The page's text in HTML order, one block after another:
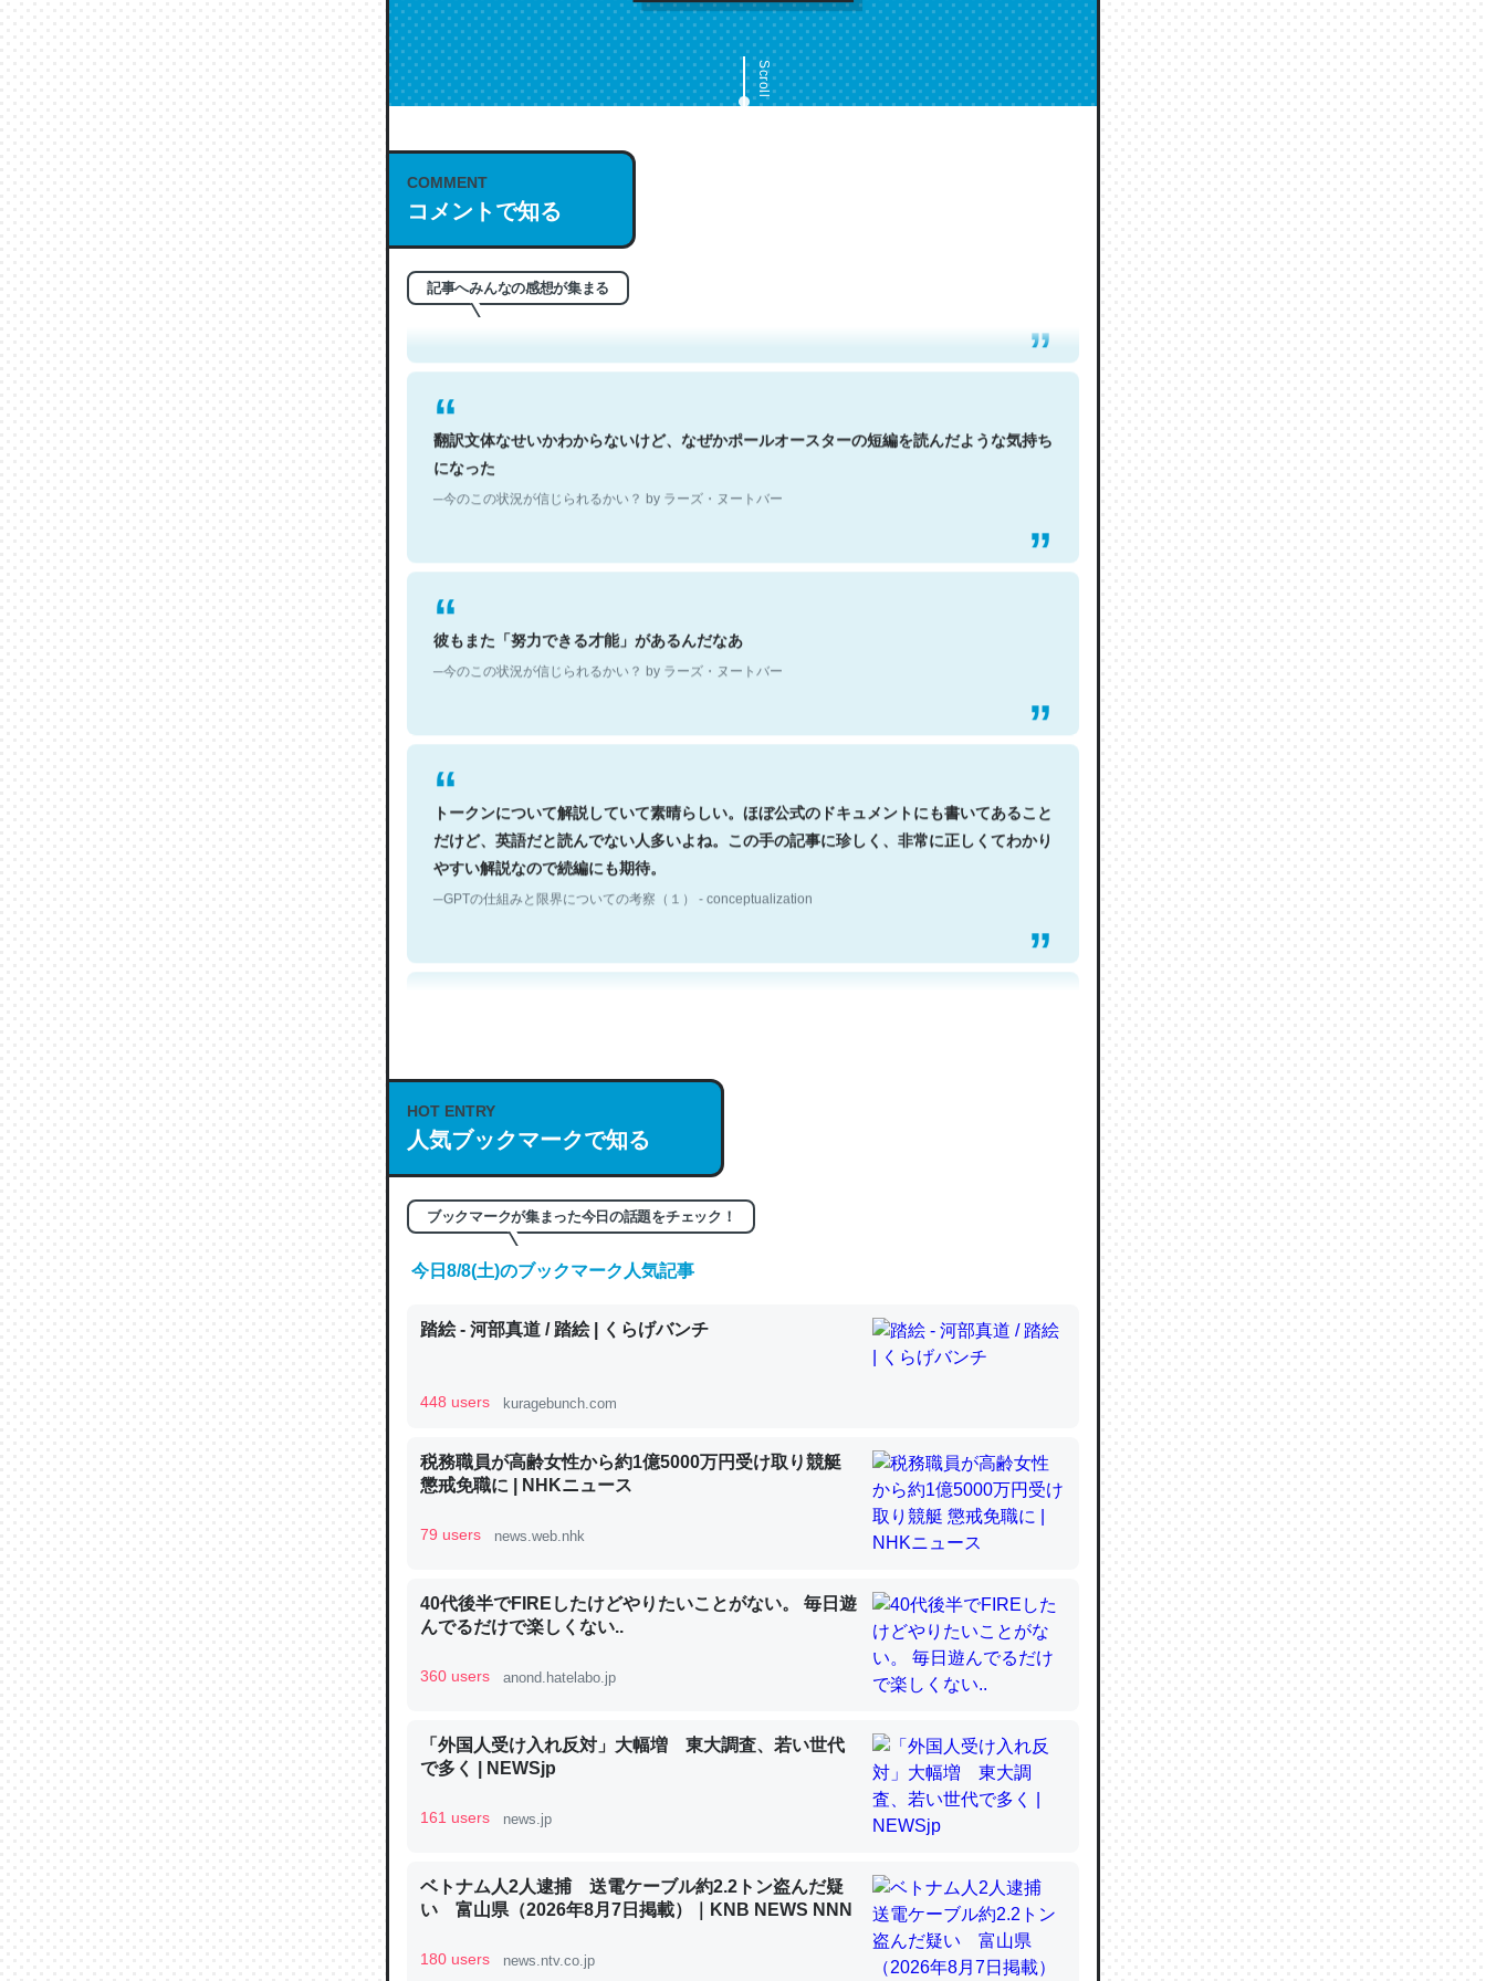
Scroll
COMMENT
コメントで知る
記事へみんなの感想が集まる
これは名文。彼はとてもクレバーなんだろうなと凄く思う。英語少しでも読める人は原文
もお勧め。自分はこの流れ好き。Let’s Fucking Go. Then Covid hit. Shit.
─今のこの状況が信じられるかい？ by ラーズ・ヌートバー
翻訳文体なせいかわからないけど、なぜかポールオースターの短編を読んだような気持ち
になった
─今のこの状況が信じられるかい？ by ラーズ・ヌートバー
彼もまた「努力できる才能」があるんだなあ
─今のこの状況が信じられるかい？ by ラーズ・ヌートバー
トークンについて解説していて素晴らしい。ほぼ公式のドキュメントにも書いてあること
だけど、英語だと読んでない人多いよね。この手の記事に珍しく、非常に正しくてわかり
やすい解説なので続編にも期待。
─GPTの仕組みと限界についての考察（１） - conceptualization
─GPTの仕組みと限界についての考察（１） - conceptualization
これは良記事。32768トークンだと英語小説100ページ分くらい。小説でいう「ずっと前
の伏線」は回収されないけど、短期記憶というには多い分量。進化すればするほど分かり
やすく強くなりそう
の600分の1程度。
─ニュース :: 【研究発表】昆虫学の大問題＝「昆虫はなぜ海にいないのか」に関する新仮説
論文では「淡水はカルシウムも酸素も不足してて両方に不利だから両方が拮抗してるので
は」とあって面白い。海にいる鋏角類（カブトガニ・ウミグモ）はカルシウムを使わずキ
─ニュース :: 【研究発表】昆虫学の大問題＝「昆虫はなぜ海にいないのか」に関する新仮説
これを元に考えるとカルシウムを大量に使う脊椎動物と貝類は苦労してるんだな…。腹足
類だと殻を無くしてナメクジになったり努力してるし。
─ニュース :: 【研究発表】昆虫学の大問題＝「昆虫はなぜ海にいないのか」に関する新仮説
HOT ENTRY
人気ブックマークで知る
ブックマークが集まった今日の話題をチェック！
今日8/8(土)のブックマーク人気記事
踏絵 - 河部真道 / 踏絵 | くらげバンチ
448 users kuragebunch.com
税務職員が高齢女性から約1億5000万円受け取り競艇
懲戒免職に | NHKニュース
79 users news.web.nhk
40代後半でFIREしたけどやりたいことがない。 毎日遊
んでるだけで楽しくない..
360 users anond.hatelabo.jp
「外国人受け入れ反対」大幅増 東大調査、若い世代
で多く | NEWSjp
161 users news.jp
ベトナム人2人逮捕 送電ケーブル約2.2トン盗んだ疑
い 富山県（2026年8月7日掲載）｜KNB NEWS NNN
180 users news.ntv.co.jp